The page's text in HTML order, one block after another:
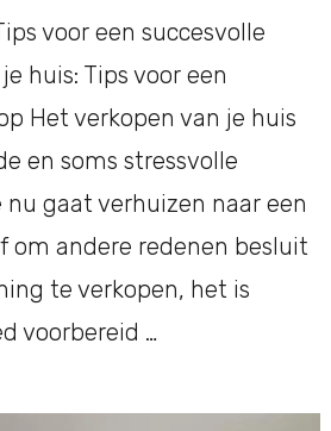
voor een succesvolle
huis: Tips voor een
Het verkopen van je huis
en soms stressvolle
nu gaat verhuizen naar een
om andere redenen besluit
te verkopen, het is
voorbereid …